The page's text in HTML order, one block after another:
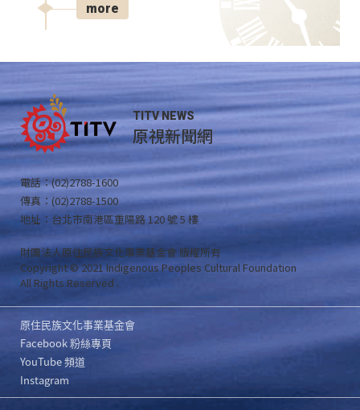
more
TITV NEWS
原視新聞網
電話：(02)2788-1600
傳真：(02)2788-1500
地址：台北市南港區重陽路 120 號 5 樓
財團法人原住民族文化事業基金會 版權所有
Copyright © 2021 Indigenous Peoples Cultural Foundation
All Rights Reserved .
原住民族文化事業基金會
Facebook 粉絲專頁
YouTube 頻道
Instagram